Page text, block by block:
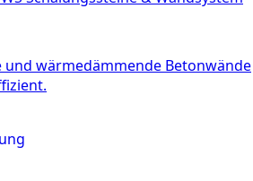
und wärmedämmende Betonwände